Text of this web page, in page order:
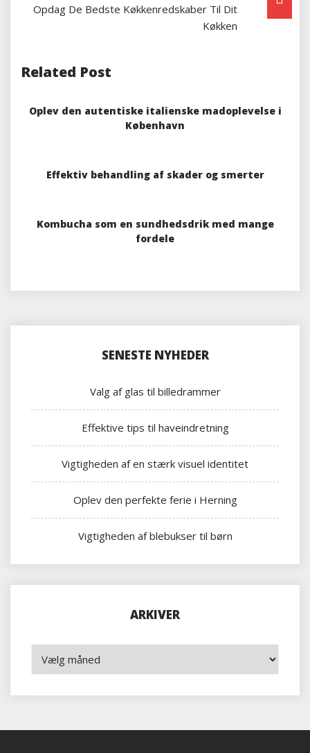
Opdag De Bedste Køkkenredskaber Til Dit
Køkken
Related Post
Oplev den autentiske italienske madoplevelse i
København
Effektiv behandling af skader og smerter
Kombucha som en sundhedsdrik med mange
fordele
SENESTE NYHEDER
Valg af glas til billedrammer
Effektive tips til haveindretning
Vigtigheden af en stærk visuel identitet
Oplev den perfekte ferie i Herning
Vigtigheden af blebukser til børn
ARKIVER